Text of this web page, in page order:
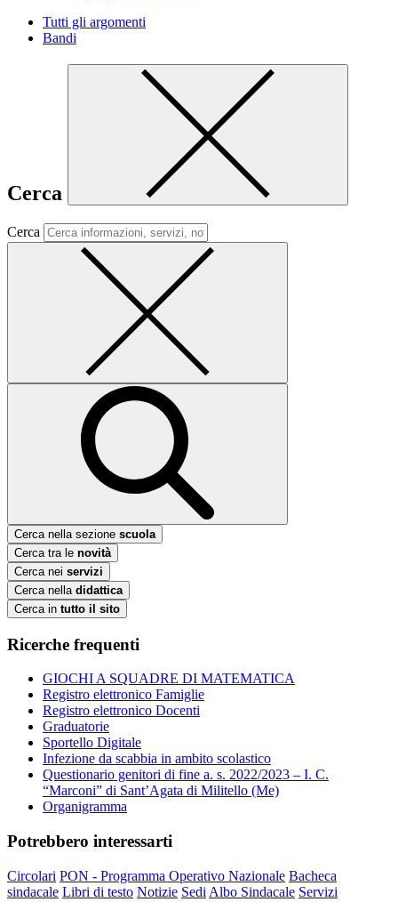
Tutti gli argomenti
Bandi
Cerca
Cerca
Cerca nella sezione scuola
Cerca tra le novità
Cerca nei servizi
Cerca nella didattica
Cerca in tutto il sito
Ricerche frequenti
GIOCHI A SQUADRE DI MATEMATICA
Registro elettronico Famiglie
Registro elettronico Docenti
Graduatorie
Sportello Digitale
Infezione da scabbia in ambito scolastico
Questionario genitori di fine a. s. 2022/2023 – I. C.
“Marconi” di Sant’Agata di Militello (Me)
Organigramma
Potrebbero interessarti
Circolari PON - Programma Operativo Nazionale Bacheca
sindacale Libri di testo Notizie Sedi Albo Sindacale Servizi